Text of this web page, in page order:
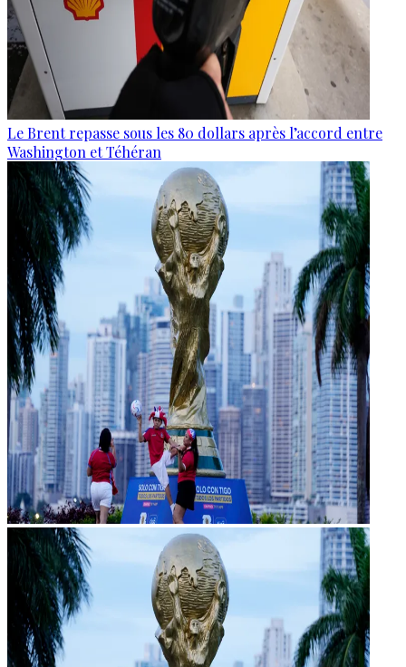
Le Brent repasse sous les 80 dollars après l’accord entre
Washington et Téhéran